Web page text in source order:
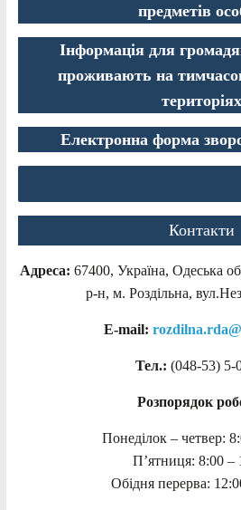
предметів
Інформація для
проживають на
територіях
Електронна форма
Контакти
Адреса: 67400, Україна, Одеська
р-н, м. Роздільна,
E-mail:
Тел.: (048-53) 5-
Розпорядок
Понеділок – четвер:
П’ятниця: 8:00 –
Обідня перерва: